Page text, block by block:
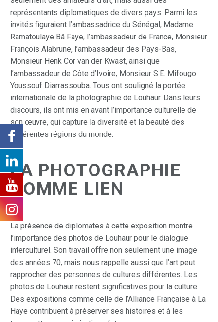
représentants diplomatiques de divers pays. Parmi les
invités figuraient l’ambassadrice du Sénégal, Madame
Ramatoulaye Bâ Faye, l’ambassadeur de France, Monsieur
François Alabrune, l’ambassadeur des Pays-Bas,
Monsieur Henk Cor van der Kwast, ainsi que
l’ambassadeur de Côte d’Ivoire, Monsieur S.E. Mifougo
Youssouf Diarrassouba. Tous ont souligné la portée
internationale de la photographie de Louhaur. Dans leurs
discours, ils ont mis en avant l’importance culturelle de
son œuvre, qui capture la diversité et la beauté des
différentes régions du monde.
LA PHOTOGRAPHIE
COMME LIEN
La présence de diplomates à cette exposition montre
l’importance des photos de Louhaur pour le dialogue
interculturel. Son travail offre non seulement une image
des années 70, mais nous rappelle aussi que l’art peut
rapprocher des personnes de cultures différentes. Les
photos de Louhaur restent significatives pour la culture.
Des expositions comme celle de l’Alliance Française à La
Haye contribuent à préserver ses histoires et à les